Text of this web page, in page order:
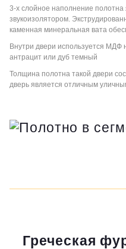
3‑х слойное наполнение
звукоизолятором.
каменная минеральная вата
Внутри двери используется МДФ
антрацит или дуб темный
Толщина полотна такой двери
дверь является отличным
Греческая